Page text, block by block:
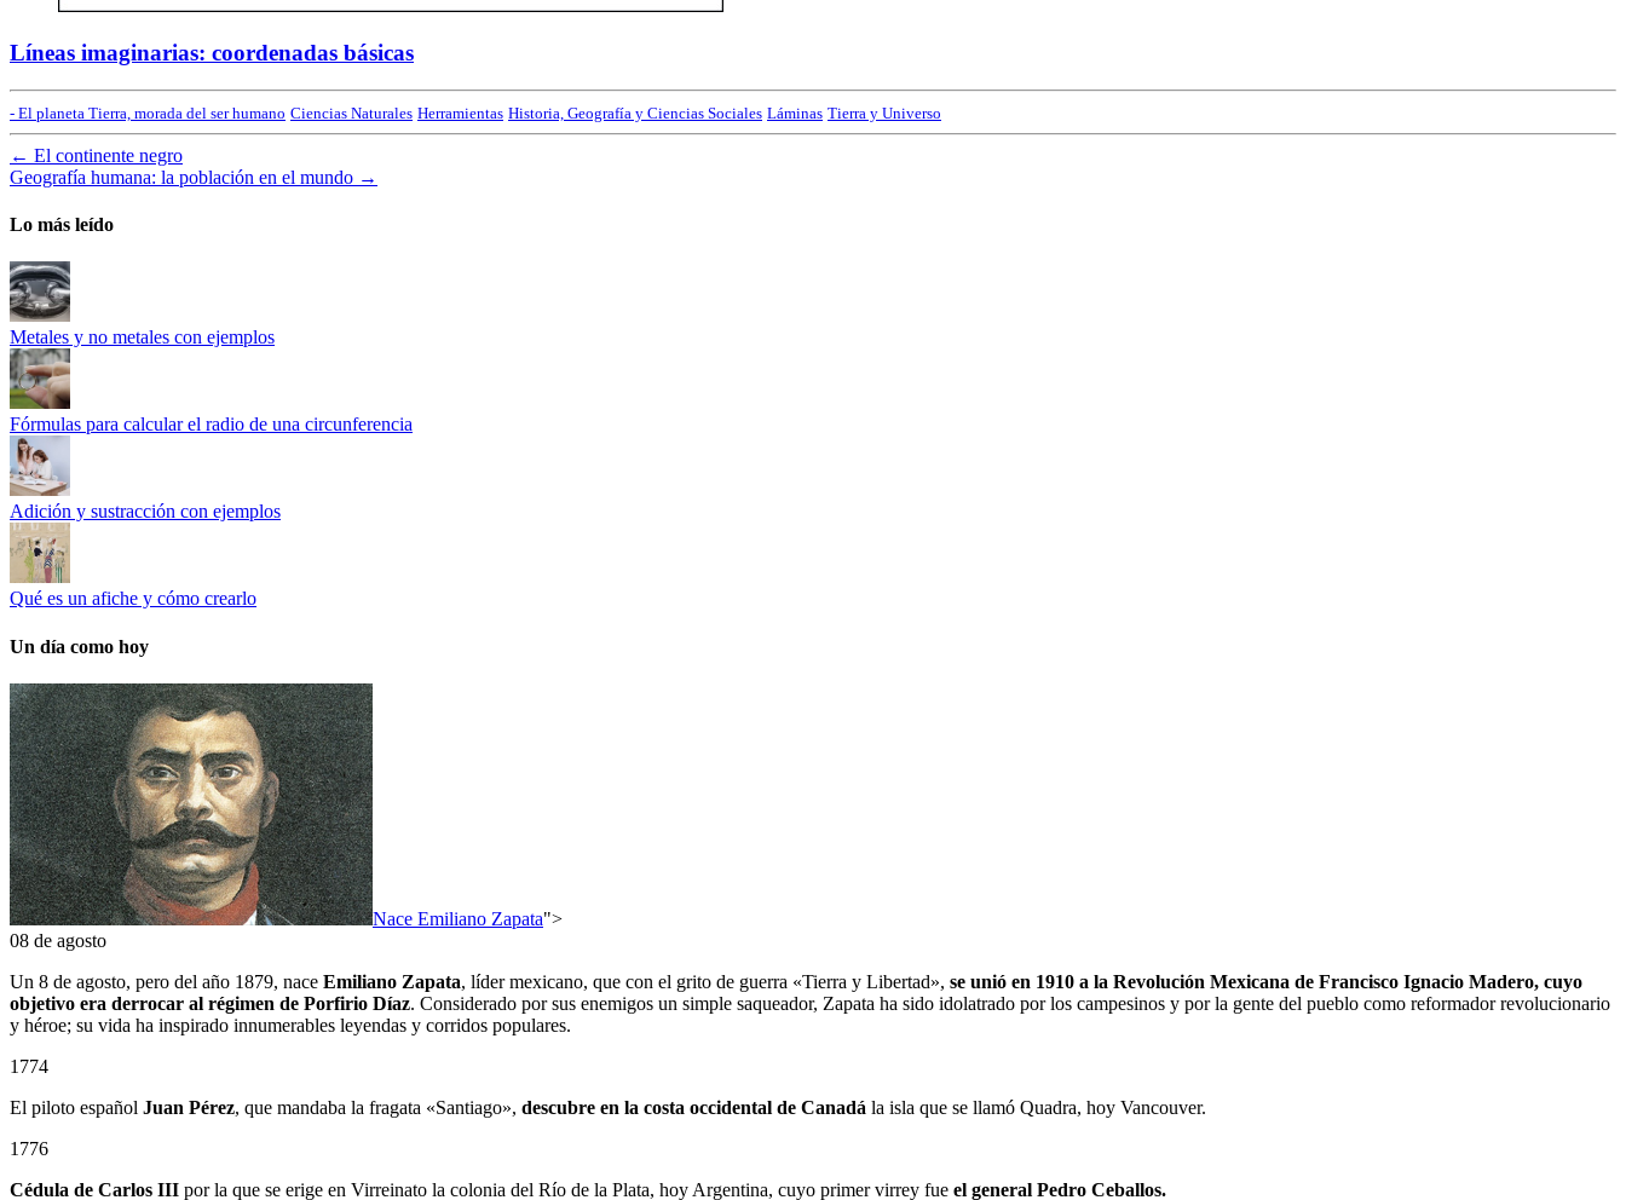
Líneas imaginarias: coordenadas básicas
- El planeta Tierra, morada del ser humano Ciencias Naturales Herramientas Historia, Geografía y Ciencias Sociales Láminas Tierra y Universo
← El continente negro
Geografía humana: la población en el mundo →
Lo más leído
Metales y no metales con ejemplos
Fórmulas para calcular el radio de una circunferencia
Adición y sustracción con ejemplos
Qué es un afiche y cómo crearlo
Un día como hoy
Nace Emiliano Zapata">
08 de agosto
Un 8 de agosto, pero del año 1879, nace Emiliano Zapata, líder mexicano, que con el grito de guerra «Tierra y Libertad», se unió en 1910 a la Revolución Mexicana de Francisco Ignacio Madero, cuyo
objetivo era derrocar al régimen de Porfirio Díaz. Considerado por sus enemigos un simple saqueador, Zapata ha sido idolatrado por los campesinos y por la gente del pueblo como reformador revolucionario
y héroe; su vida ha inspirado innumerables leyendas y corridos populares.
1774
El piloto español Juan Pérez, que mandaba la fragata «Santiago», descubre en la costa occidental de Canadá la isla que se llamó Quadra, hoy Vancouver.
1776
Cédula de Carlos III por la que se erige en Virreinato la colonia del Río de la Plata, hoy Argentina, cuyo primer virrey fue el general Pedro Ceballos.